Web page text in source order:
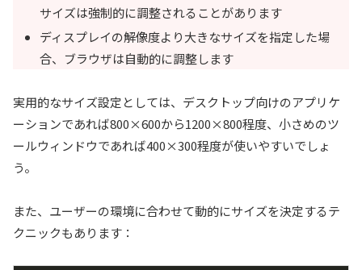
サイズは強制的に調整されることがあります
ディスプレイの解像度より大きなサイズを指定した場
合、ブラウザは自動的に調整します
実用的なサイズ設定としては、デスクトップ向けのアプリケ
ーションであれば800×600から1200×800程度、小さめのツ
ールウィンドウであれば400×300程度が使いやすいでしょ
う。
また、ユーザーの環境に合わせて動的にサイズを決定するテ
クニックもあります：